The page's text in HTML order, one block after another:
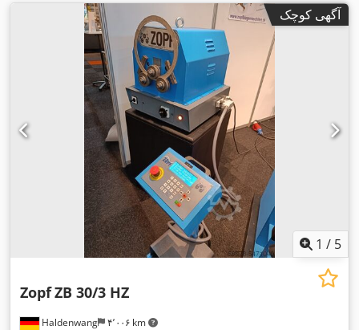
آگهی کوچک
1 / 5
Haldenwang ۴٬۰۰۶ km
ZopfZB 30/3 HZ